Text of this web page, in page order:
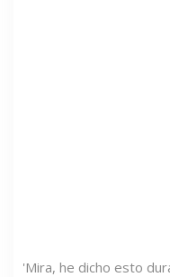
'Mira, he dicho esto